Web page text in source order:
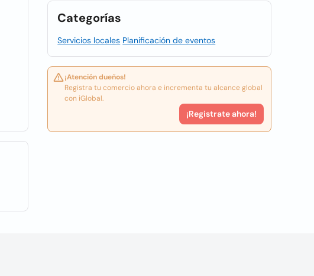
Categorías
Servicios locales Planificación de eventos
¡Atención dueños!
Registra tu comercio ahora e incrementa tu alcance global
con iGlobal.
¡Registrate ahora!